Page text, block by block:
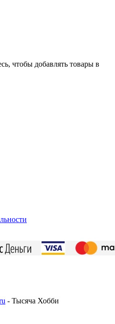
чтобы добавлять товары в
- Тысяча Хобби